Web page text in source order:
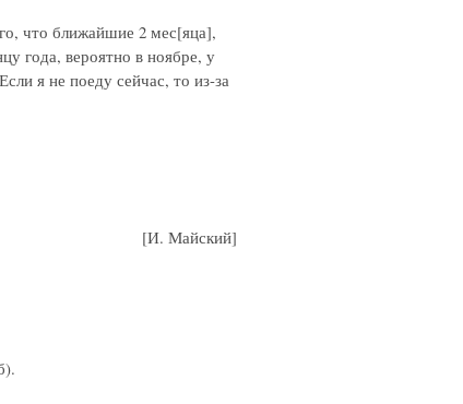
что ближайшие 2 мес[яца],
года, вероятно в ноябре, у
я не поеду сейчас, то из-за
[И. Майский]